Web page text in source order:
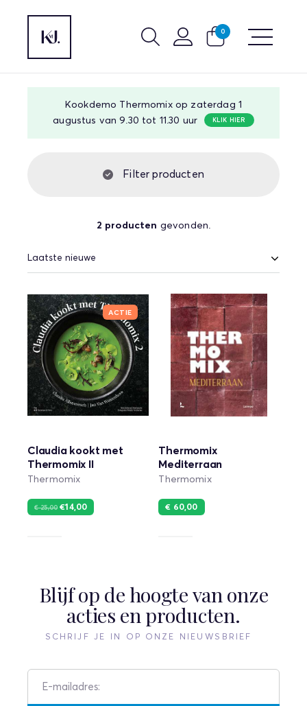
0
Kookdemo Thermomix op zaterdag 1
augustus van 9.30 tot 11.30 uur
KLIK HIER
Filter producten
2 producten gevonden.
Claudia kookt met
Thermomix II
Thermomix
€ 25,00 €14,00
ACTIE
Thermomix
Mediterraan
Thermomix
€ 60,00
Blijf op de hoogte van onze
acties en producten.
SCHRIJF JE IN OP ONZE NIEUWSBRIEF